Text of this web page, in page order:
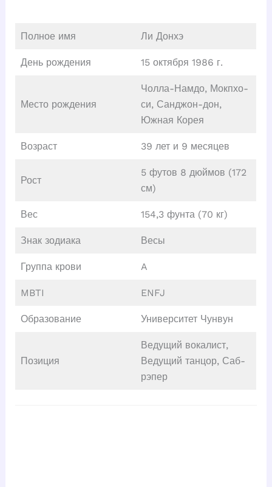
Полное имя Ли Донхэ
День рождения 15 октября 1986 г.
Место рождения
Чолла-Намдо, Мокпхо-
си, Санджон-дон,
Южная Корея
Возраст 39 лет и 9 месяцев
Рост
5 футов 8 дюймов (172
см)
Вес 154,3 фунта (70 кг)
Знак зодиака Весы
Группа крови A
MBTI ENFJ
Образование Университет Чунвун
Позиция
Ведущий вокалист,
Ведущий танцор, Саб-
рэпер